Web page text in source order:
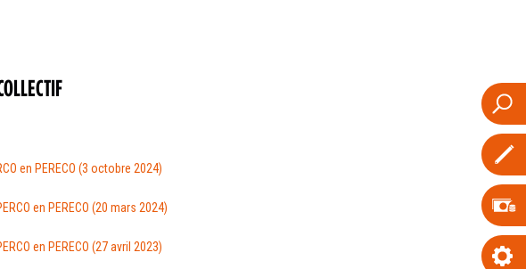
en PERECO (3 octobre 2024)
en PERECO (20 mars 2024)
en PERECO (27 avril 2023)